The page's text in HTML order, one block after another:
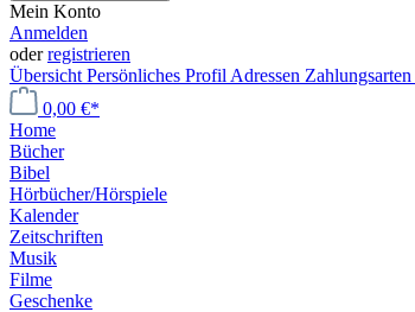
Mein Konto
Anmelden
oderregistrieren
Übersicht Persönliches Profil Adressen Zahlungsarten
0,00 €*
Home
Bücher
Bibel
Hörbücher/Hörspiele
Kalender
Zeitschriften
Musik
Filme
Geschenke